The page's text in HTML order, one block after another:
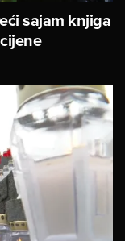
sajam knjiga